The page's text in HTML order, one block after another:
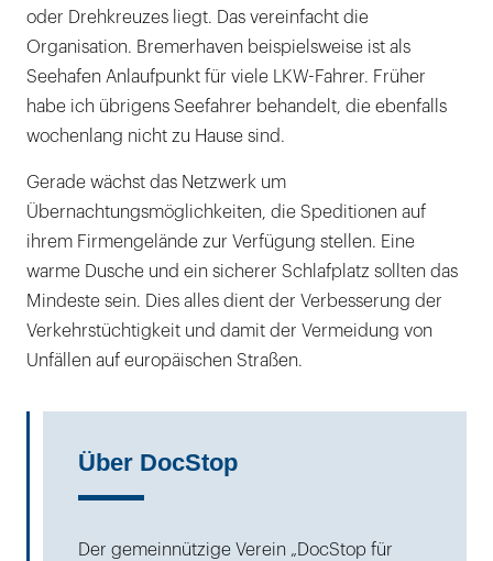
oder Drehkreuzes liegt. Das vereinfacht die
Organisation. Bremerhaven beispielsweise ist als
Seehafen Anlaufpunkt für viele LKW-Fahrer. Früher
habe ich übrigens Seefahrer behandelt, die ebenfalls
wochenlang nicht zu Hause sind.
Gerade wächst das Netzwerk um
Übernachtungsmöglichkeiten, die Speditionen auf
ihrem Firmengelände zur Verfügung stellen. Eine
warme Dusche und ein sicherer Schlafplatz sollten das
Mindeste sein. Dies alles dient der Verbesserung der
Verkehrstüchtigkeit und damit der Vermeidung von
Unfällen auf europäischen Straßen.
Über DocStop
Der gemeinnützige Verein „DocStop für